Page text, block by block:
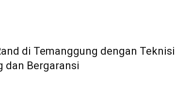
di Temanggung dengan Teknisi
dan Bergaransi